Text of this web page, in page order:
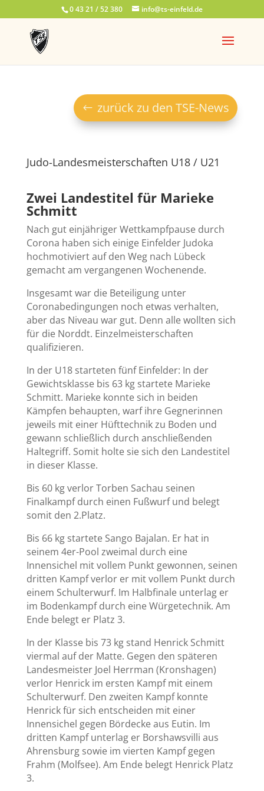
0 43 21 / 52 380 info@ts-einfeld.de
zurück zu den TSE-News
Judo-Landesmeisterschaften U18 / U21
Zwei Landestitel für Marieke
Schmitt
Nach gut einjähriger Wettkampfpause durch
Corona haben sich einige Einfelder Judoka
hochmotiviert auf den Weg nach Lübeck
gemacht am vergangenen Wochenende.
Insgesamt war die Beteiligung unter
Coronabedingungen noch etwas verhalten,
aber das Niveau war gut. Denn alle wollten sich
für die Norddt. Einzelmeisterschaften
qualifizieren.
In der U18 starteten fünf Einfelder: In der
Gewichtsklasse bis 63 kg startete Marieke
Schmitt. Marieke konnte sich in beiden
Kämpfen behaupten, warf ihre Gegnerinnen
jeweils mit einer Hüfttechnik zu Boden und
gewann schließlich durch anschließenden
Haltegriff. Somit holte sie sich den Landestitel
in dieser Klasse.
Bis 60 kg verlor Torben Sachau seinen
Finalkampf durch einen Fußwurf und belegt
somit den 2.Platz.
Bis 66 kg startete Sango Bajalan. Er hat in
seinem 4er-Pool zweimal durch eine
Innensichel mit vollem Punkt gewonnen, seinen
dritten Kampf verlor er mit vollem Punkt durch
einem Schulterwurf. Im Halbfinale unterlag er
im Bodenkampf durch eine Würgetechnik. Am
Ende belegt er Platz 3.
In der Klasse bis 73 kg stand Henrick Schmitt
viermal auf der Matte. Gegen den späteren
Landesmeister Joel Herrman (Kronshagen)
verlor Henrick im ersten Kampf mit einem
Schulterwurf. Den zweiten Kampf konnte
Henrick für sich entscheiden mit einer
Innensichel gegen Bördecke aus Eutin. Im
dritten Kampf unterlag er Borshawsvilli aus
Ahrensburg sowie im vierten Kampf gegen
Frahm (Molfsee). Am Ende belegt Henrick Platz
3.